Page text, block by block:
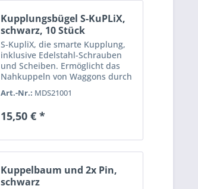
Kupplungsbügel S-KuPLiX,
schwarz, 10 Stück
S-KupliX, die smarte Kupplung,
inklusive Edelstahl-Schrauben
und Scheiben. Ermöglicht das
Nahkuppeln von Waggons durch
Kupplungsbügels. Gefertigt aus
Kunststoff. Farbe schwarz....
Art.-Nr.: MDS21001
15,50 € *
Kuppelbaum und 2x Pin,
schwarz